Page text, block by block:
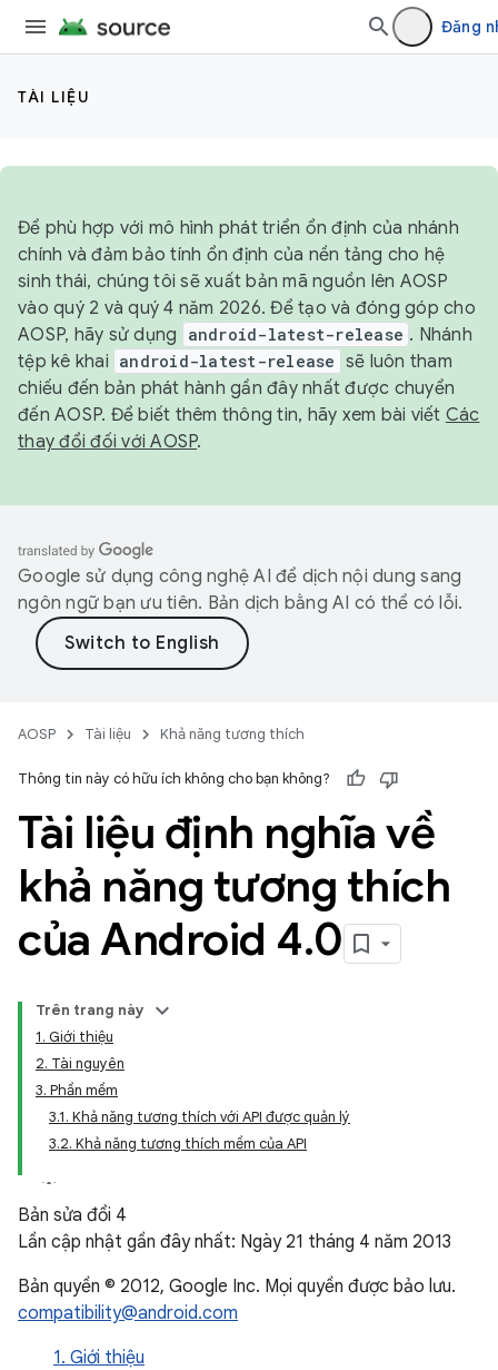
Đăng
TÀI LIỆU
Để phù hợp với mô hình phát triển ổn định của nhánh
chính và đảm bảo tính ổn định của nền tảng cho hệ
sinh thái, chúng tôi sẽ xuất bản mã nguồn lên AOSP
vào quý 2 và quý 4 năm 2026. Để tạo và đóng góp cho
AOSP, hãy sử dụng
android-latest-release . Nhánh
tệp kê khai android-latest-release sẽ luôn tham
chiếu đến bản phát hành gần đây nhất được chuyển
đến AOSP. Để biết thêm thông tin, hãy xem bài viết Các
thay đổi đối với AOSP.
Google sử dụng công nghệ AI để dịch nội dung sang
ngôn ngữ bạn ưu tiên. Bản dịch bằng AI có thể có lỗi.
AOSP Tài liệu Khả năng tương thích
Thông tin này có hữu ích không cho bạn không?
Tài liệu định nghĩa về
khả năng tương thích
của Android 4.0
Trên trang này
1. Giới thiệu
2. Tài nguyên
3. Phần mềm
3.1. Khả năng tương thích với API được quản lý
3.2. Khả năng tương thích mềm của API
Bản sửa đổi 4
Lần cập nhật gần đây nhất: Ngày 21 tháng 4 năm 2013
Bản quyền © 2012, Google Inc. Mọi quyền được bảo lưu.
compatibility@android.com
1. Giới thiệu